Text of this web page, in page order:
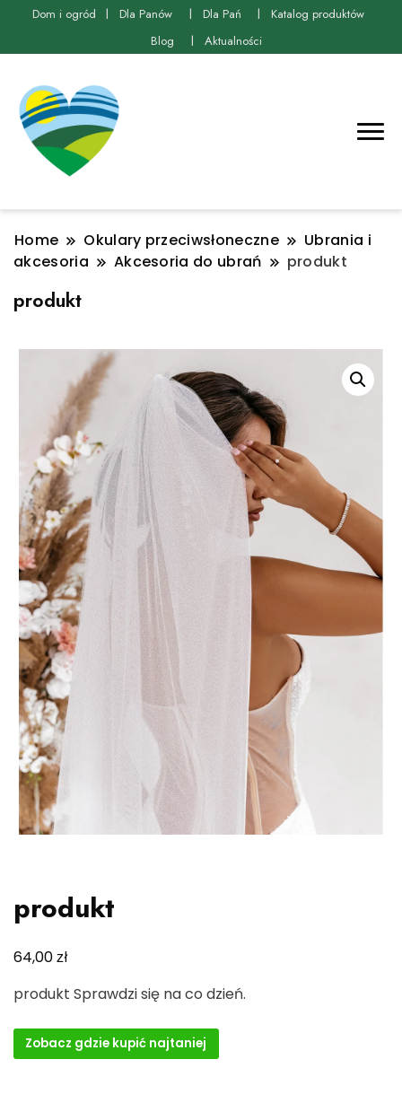
Dom i ogród Dla Panów Dla Pań
Katalog produktów
Blog
Aktualności
Home Okulary przeciwsłoneczne
Ubrania i
akcesoria
Akcesoria do ubrań produkt
produkt
produkt
64,00zł
produkt Sprawdzi się na co dzień.
Zobacz gdzie kupić najtaniej